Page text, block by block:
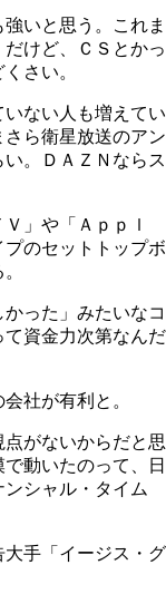
いと思う。これま
けど、ＣＳとかっ
さい。
ない人も増えてい
ら衛星放送のアン
。ＤＡＺＮならス
」や「Ａｐｐｌ
のセットトップボ
った」みたいなコ
て資金力次第なんだ
社が有利と。
がないからだと思
動いたのって、日
シャル・タイム
手「イージス・グ